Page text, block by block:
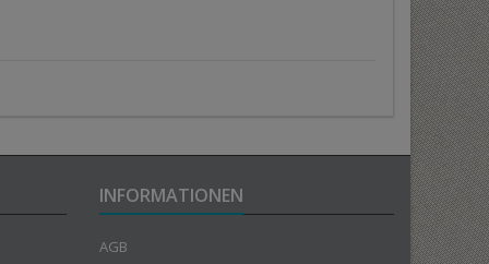
INFORMATIONEN
AGB